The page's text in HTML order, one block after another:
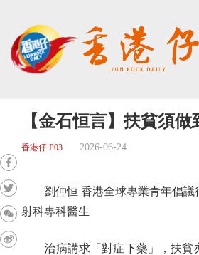
【金石恒言】扶貧須做
香港仔 P03 2026-06-24
劉仲恒 香港全球專業青年倡議
射科專科醫生
治病講求「對症下藥」，扶貧